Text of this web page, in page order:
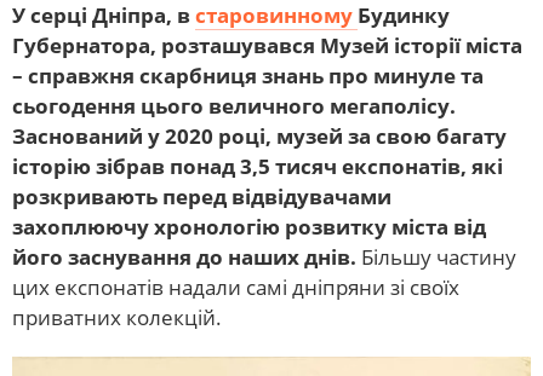
У серці Дніпра, встаровинному Будинку
Губернатора, розташувався Музей історії міста
– справжня скарбниця знань про минуле та
сьогодення цього величного мегаполісу.
Заснований у 2020 році, музей за свою багату
історію зібрав понад 3,5 тисяч експонатів, які
розкривають перед відвідувачами
захоплюючу хронологію розвитку міста від
його заснування до наших днів. Більшу частину
цих експонатів надали самі дніпряни зі своїх
приватних колекцій.